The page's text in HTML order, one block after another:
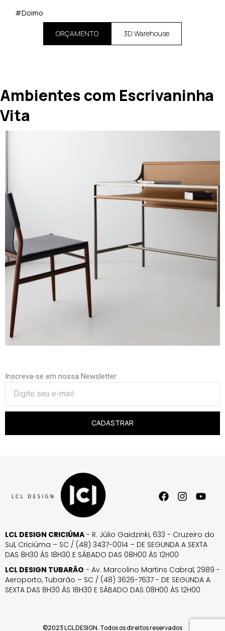
#Doimo
ORÇAMENTO 3D Warehouse
Ambientes com Escrivaninha
Vita
Inscreva-se em nossa Newsletter
CADASTRAR
LCL DESIGN CRICIÚMA - R. Júlio Gaidzinki, 633 - Cruzeiro do
Sul, Criciúma – SC / (48) 3437-0014 – DE SEGUNDA A SEXTA
DAS 8H30 ÀS 18H30 E SÁBADO DAS 08H00 ÀS 12H00
LCL DESIGN TUBARÃO - Av. Marcolino Martins Cabral, 2989 -
Aeroporto, Tubarão – SC / (48) 3626-7637 - DE SEGUNDA A
SEXTA DAS 8H30 ÀS 18H30 E SÁBADO DAS 08H00 ÀS 12H00
©2023 LCL DESIGN. Todos os direitos reservados